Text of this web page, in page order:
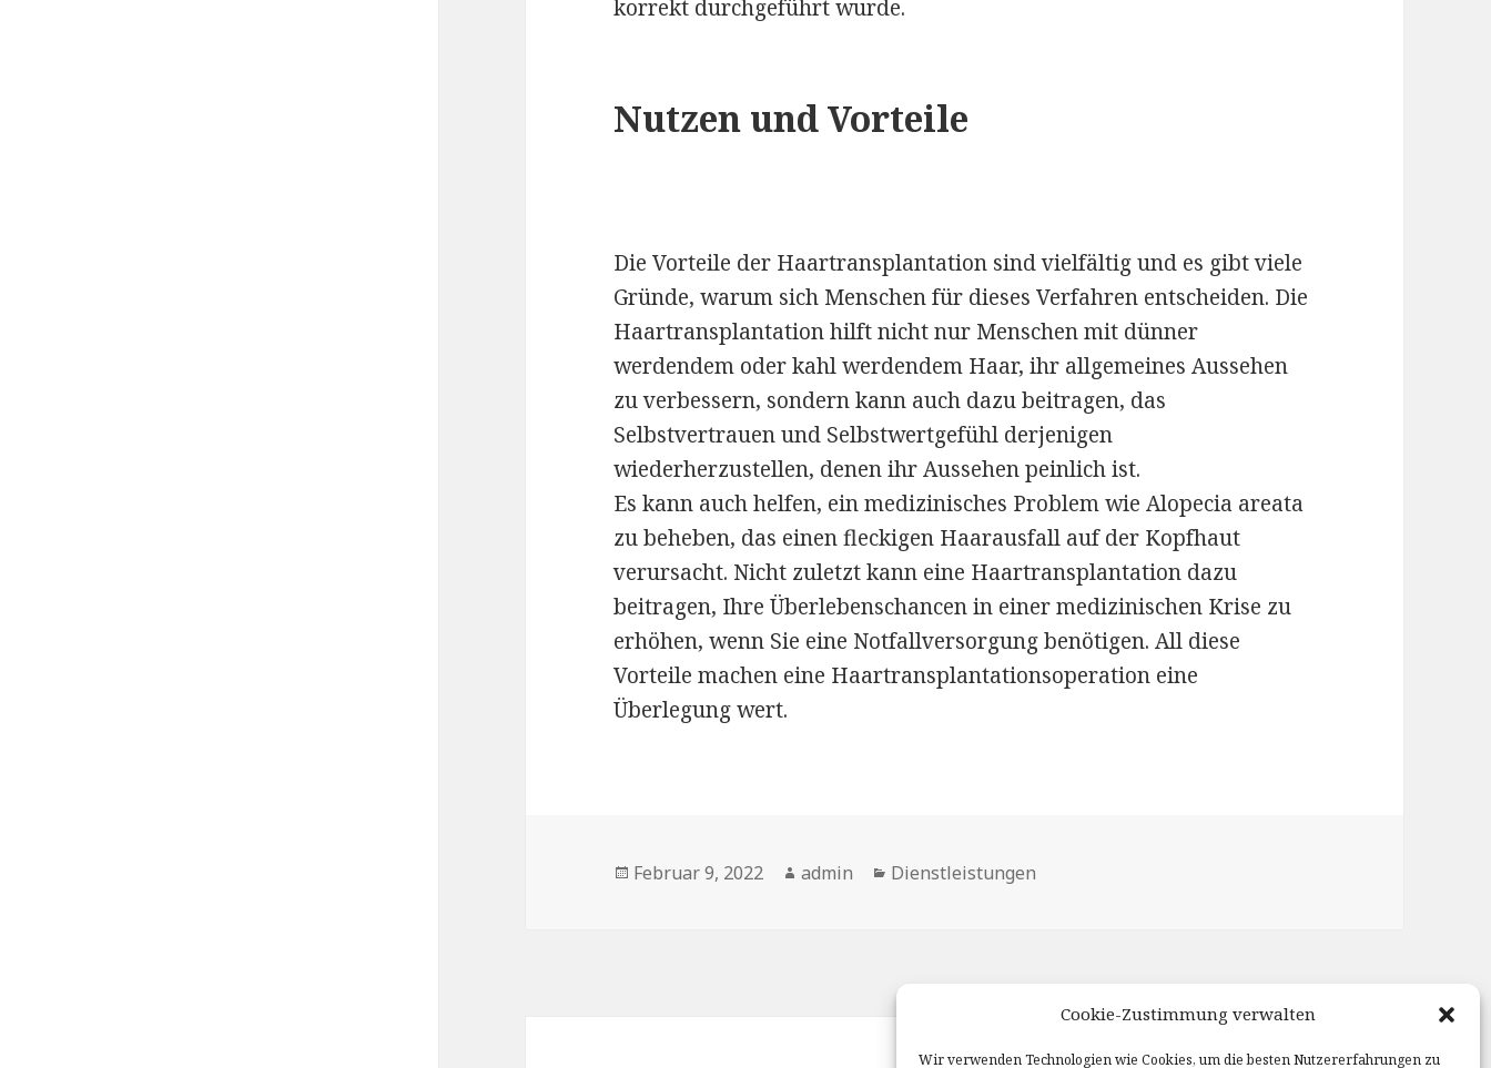
Cookie-Zustimmung verwalten
Wir verwenden Technologien wie Cookies, um die besten Nutzererfahrungen zu
korrekt durchgeführt wurde.
Nutzen und Vorteile
Die Vorteile der Haartransplantation sind vielfältig und es gibt viele
Gründe, warum sich Menschen für dieses Verfahren entscheiden. Die
Haartransplantation hilft nicht nur Menschen mit dünner
werdendem oder kahl werdendem Haar, ihr allgemeines Aussehen
zu verbessern, sondern kann auch dazu beitragen, das
Selbstvertrauen und Selbstwertgefühl derjenigen
wiederherzustellen, denen ihr Aussehen peinlich ist.
Es kann auch helfen, ein medizinisches Problem wie Alopecia areata
zu beheben, das einen fleckigen Haarausfall auf der Kopfhaut
verursacht. Nicht zuletzt kann eine Haartransplantation dazu
beitragen, Ihre Überlebenschancen in einer medizinischen Krise zu
erhöhen, wenn Sie eine Notfallversorgung benötigen. All diese
Vorteile machen eine Haartransplantationsoperation eine
Überlegung wert.
Veröffentlicht
Februar 9, 2022 Autor
admin Kategorien
Dienstleistungen